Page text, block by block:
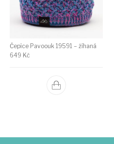
Čepice Pavoouk 19591 – žíhaná
649 Kč